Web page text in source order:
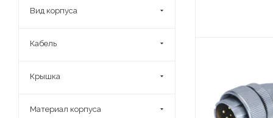
Вид корпуса
Кабель
Крышка
Материал корпуса